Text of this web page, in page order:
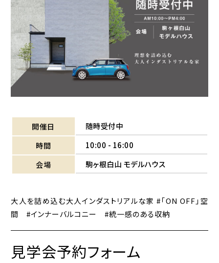
開催日
随時受付中
時間
10:00 - 16:00
会場
駒ヶ根白山 モデルハウス
大人を詰め込む大人インダストリアルな家 #「ON OFF」空
間 #インナーバルコニー #統一感のある収納
見学会予約フォーム